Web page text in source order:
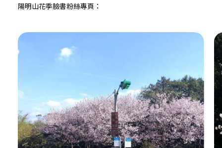
陽明山花季臉書粉絲專頁：